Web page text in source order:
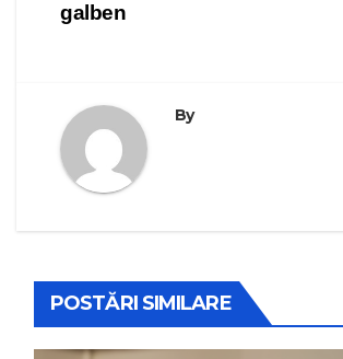
galben
By
POSTĂRI SIMILARE